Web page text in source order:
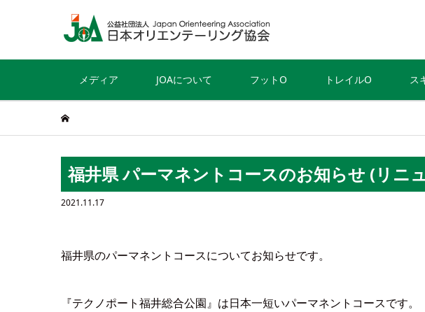
メディア JOAについて フットO トレイルO ス
福井県 パーマネントコースのお知らせ (リニ
2021.11.17
福井県のパーマネントコースについてお知らせです。
『テクノポート福井総合公園』は日本一短いパーマネントコースです。